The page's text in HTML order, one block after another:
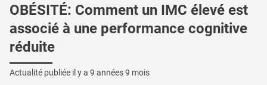
OBÉSITÉ: Comment un IMC élevé est
associé à une performance cognitive
réduite
Actualité publiée il y a 9 années 9 mois